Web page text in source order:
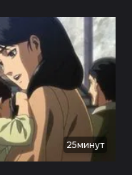
25минут